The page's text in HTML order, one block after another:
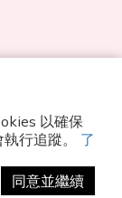
以確保
行追蹤。 了
同意並繼續